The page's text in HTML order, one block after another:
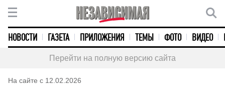
НОВОСТИ ГАЗЕТА ПРИЛОЖЕНИЯ ТЕМЫ ФОТО ВИДЕО
Перейти на полную версию сайта
На сайте с 12.02.2026